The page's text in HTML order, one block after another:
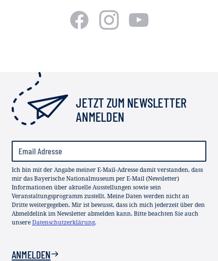
JETZT ZUM NEWSLETTER
ANMELDEN
Ich bin mit der Angabe meiner E-Mail-Adresse damit verstanden, dass
mir das Bayerische Nationalmuseum per E-Mail (Newsletter)
Informationen über aktuelle Ausstellungen sowie sein
Veranstaltungsprogramm zustellt. Meine Daten werden nicht an
Dritte weitergegeben. Mir ist bewusst, dass ich mich jederzeit über den
Abmeldelink im Newsletter abmelden kann. Bitte beachten Sie auch
unsereDatenschutzerklärung.
ANMELDEN